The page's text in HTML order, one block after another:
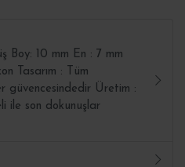
Boy: 10 mm En : 7 mm
Tasarım : Tüm
güvencesindedir Üretim :
ile son dokunuşlar